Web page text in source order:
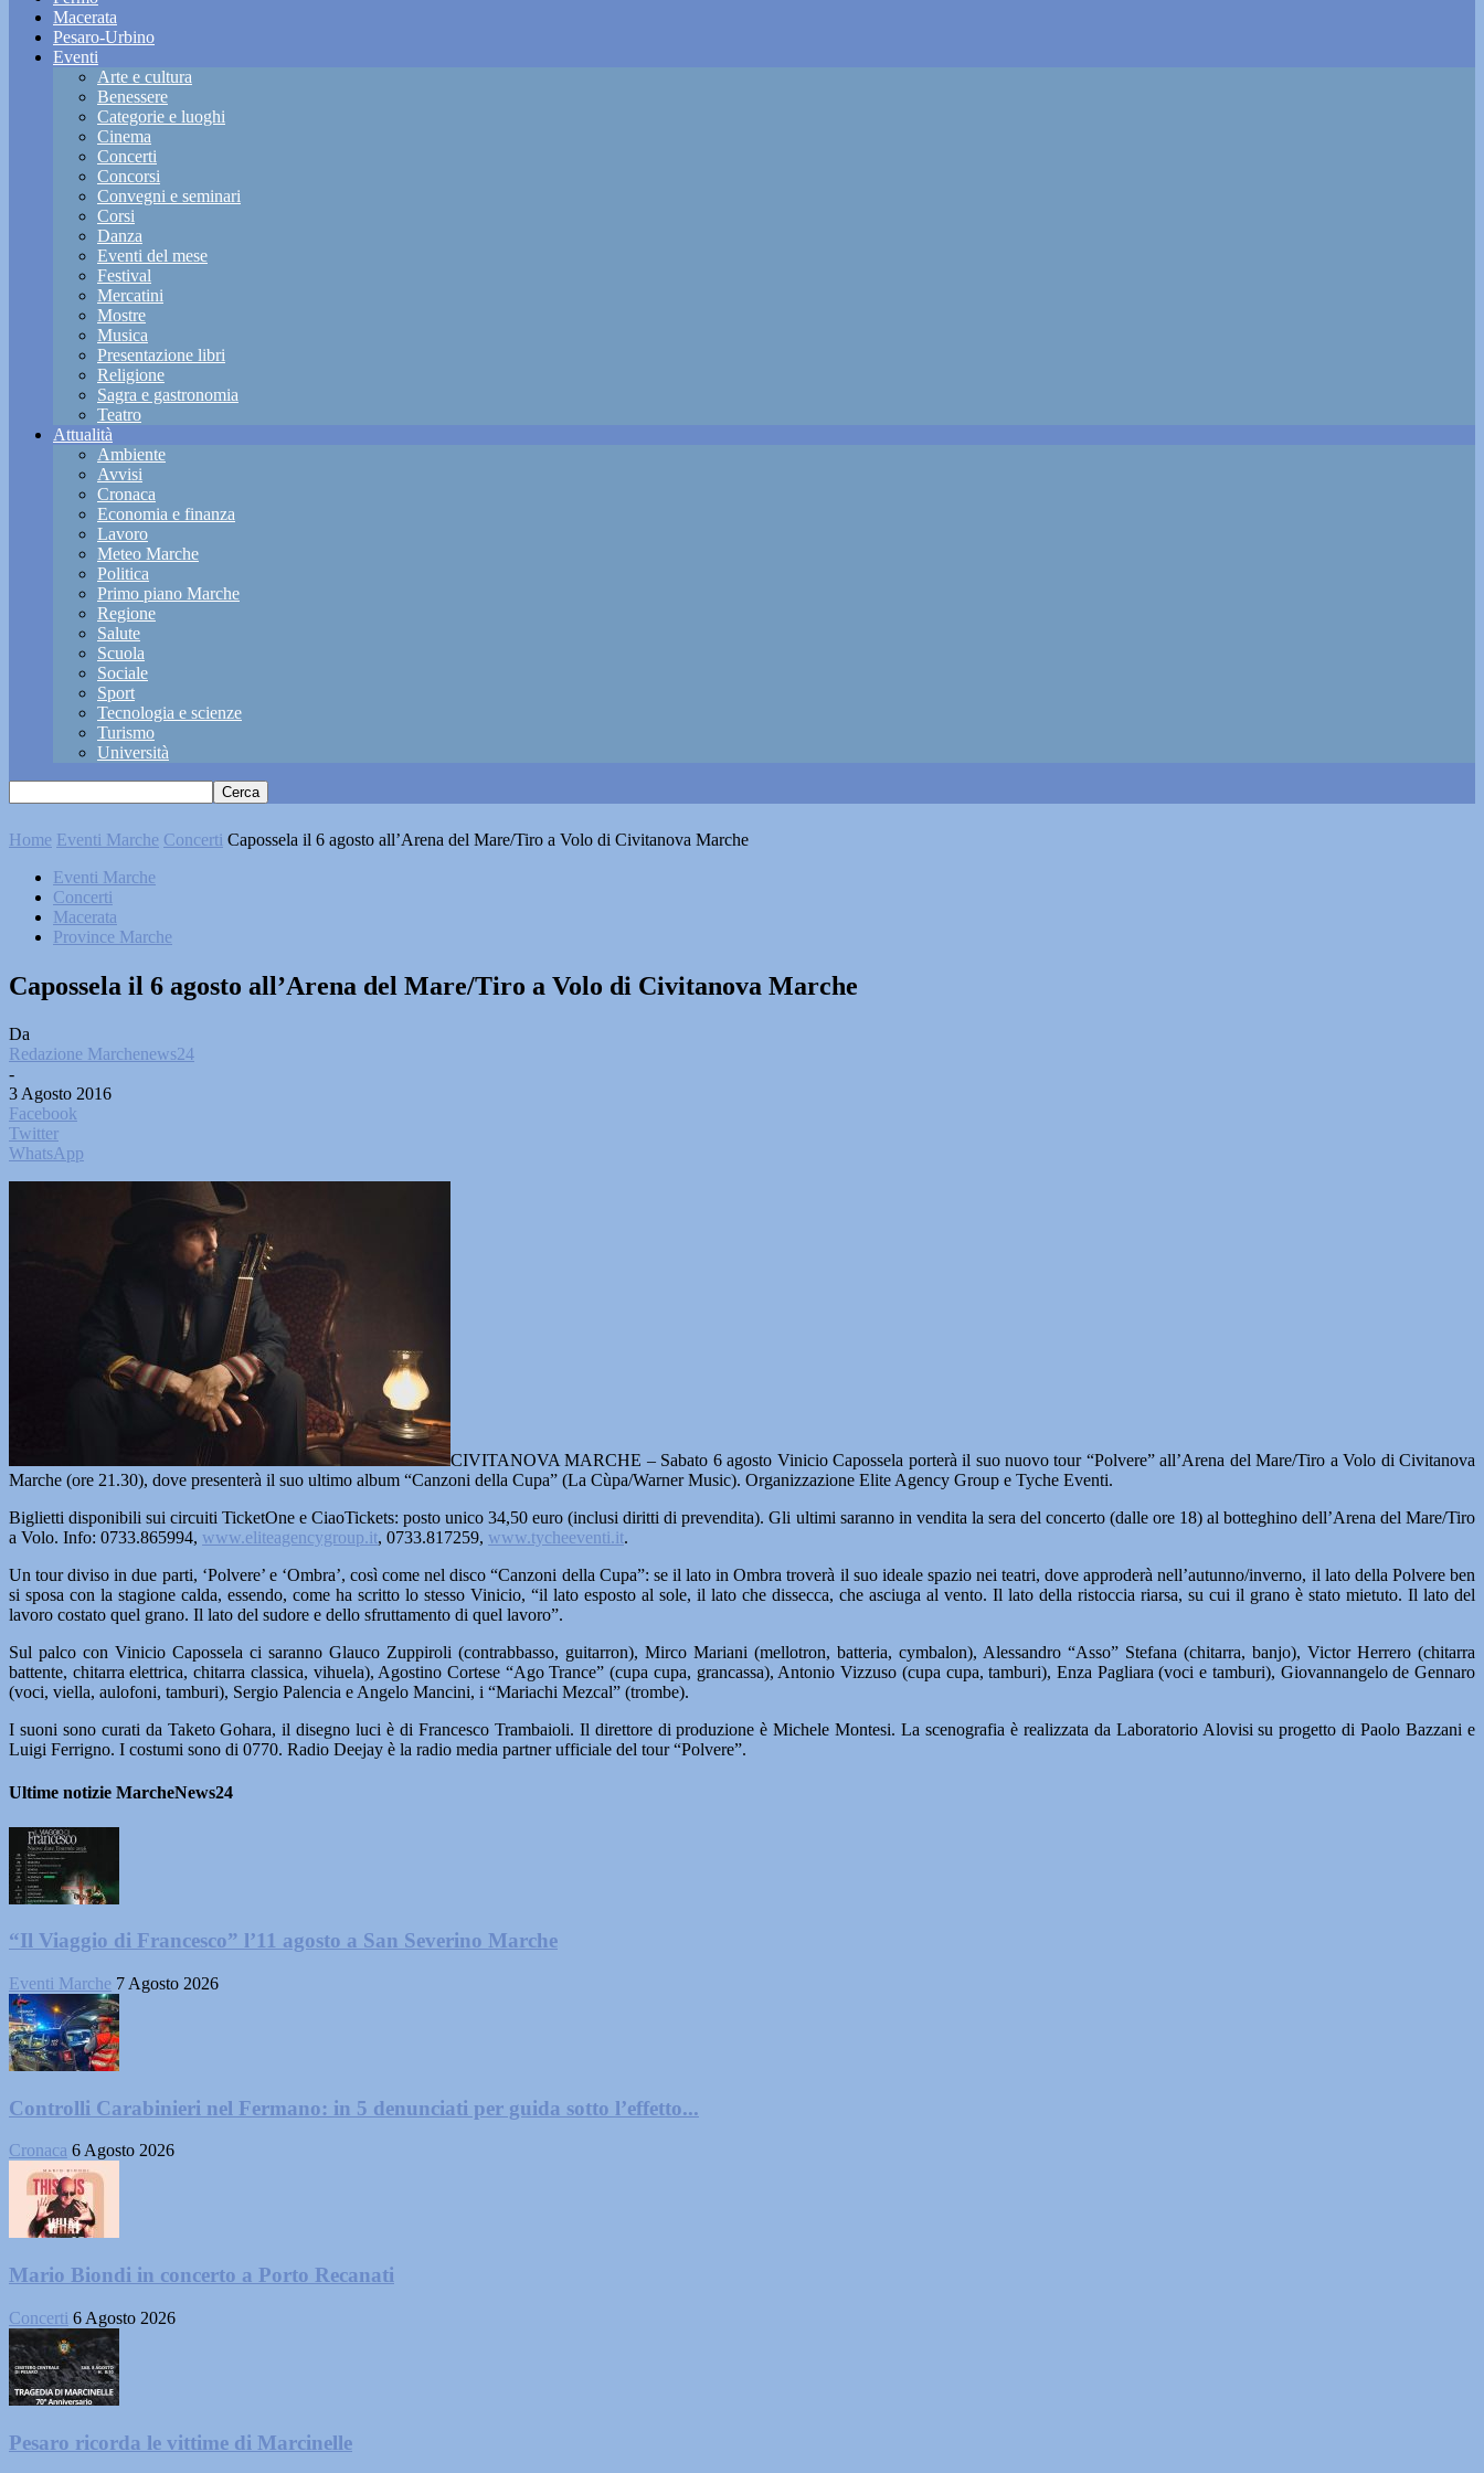
Macerata
Pesaro-Urbino
Eventi
Arte e cultura
Benessere
Categorie e luoghi
Cinema
Concerti
Concorsi
Convegni e seminari
Corsi
Danza
Eventi del mese
Festival
Mercatini
Mostre
Musica
Presentazione libri
Religione
Sagra e gastronomia
Teatro
Attualità
Ambiente
Avvisi
Cronaca
Economia e finanza
Lavoro
Meteo Marche
Politica
Primo piano Marche
Regione
Salute
Scuola
Sociale
Sport
Tecnologia e scienze
Turismo
Università
Home Eventi Marche Concerti Capossela il 6 agosto all’Arena del Mare/Tiro a Volo di Civitanova Marche
Eventi Marche
Concerti
Macerata
Province Marche
Capossela il 6 agosto all’Arena del Mare/Tiro a Volo di Civitanova Marche
Da
Redazione Marchenews24
-
3 Agosto 2016
Facebook
Twitter
WhatsApp
CIVITANOVA MARCHE – Sabato 6 agosto Vinicio Capossela porterà il suo nuovo tour “Polvere” all’Arena del Mare/Tiro a Volo di Civitanova
Marche (ore 21.30), dove presenterà il suo ultimo album “Canzoni della Cupa” (La Cùpa/Warner Music). Organizzazione Elite Agency Group e Tyche Eventi.
Biglietti disponibili sui circuiti TicketOne e CiaoTickets: posto unico 34,50 euro (inclusi diritti di prevendita). Gli ultimi saranno in vendita la sera del concerto (dalle ore 18) al botteghino dell’Arena del Mare/Tiro
a Volo. Info: 0733.865994, www.eliteagencygroup.it, 0733.817259, www.tycheeventi.it.
Un tour diviso in due parti, ‘Polvere’ e ‘Ombra’, così come nel disco “Canzoni della Cupa”: se il lato in Ombra troverà il suo ideale spazio nei teatri, dove approderà nell’autunno/inverno, il lato della Polvere ben
si sposa con la stagione calda, essendo, come ha scritto lo stesso Vinicio, “il lato esposto al sole, il lato che dissecca, che asciuga al vento. Il lato della ristoccia riarsa, su cui il grano è stato mietuto. Il lato del
lavoro costato quel grano. Il lato del sudore e dello sfruttamento di quel lavoro”.
Sul palco con Vinicio Capossela ci saranno Glauco Zuppiroli (contrabbasso, guitarron), Mirco Mariani (mellotron, batteria, cymbalon), Alessandro “Asso” Stefana (chitarra, banjo), Victor Herrero (chitarra
battente, chitarra elettrica, chitarra classica, vihuela), Agostino Cortese “Ago Trance” (cupa cupa, grancassa), Antonio Vizzuso (cupa cupa, tamburi), Enza Pagliara (voci e tamburi), Giovannangelo de Gennaro
(voci, viella, aulofoni, tamburi), Sergio Palencia e Angelo Mancini, i “Mariachi Mezcal” (trombe).
I suoni sono curati da Taketo Gohara, il disegno luci è di Francesco Trambaioli. Il direttore di produzione è Michele Montesi. La scenografia è realizzata da Laboratorio Alovisi su progetto di Paolo Bazzani e
Luigi Ferrigno. I costumi sono di 0770. Radio Deejay è la radio media partner ufficiale del tour “Polvere”.
Ultime notizie MarcheNews24
“Il Viaggio di Francesco” l’11 agosto a San Severino Marche
Eventi Marche 7 Agosto 2026
Controlli Carabinieri nel Fermano: in 5 denunciati per guida sotto l’effetto...
Cronaca 6 Agosto 2026
Mario Biondi in concerto a Porto Recanati
Concerti 6 Agosto 2026
Pesaro ricorda le vittime di Marcinelle